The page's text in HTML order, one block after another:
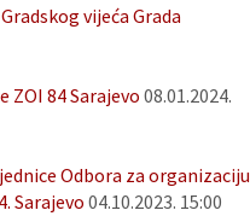
vijeća Grada
ZOI 84 Sarajevo 08.01.2024.
Odbora za organizaciju
Sarajevo 04.10.2023. 15:00